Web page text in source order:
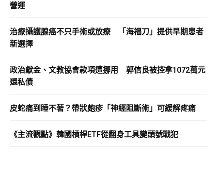
營運
治療攝護腺癌不只手術或放療 「海福刀」提供早期患者
新選擇
政治獻金、文教協會款項遭挪用 郭信良被控拿1072萬元
還私債
皮蛇痛到睡不著？帶狀皰疹「神經阻斷術」可緩解疼痛
《主流觀點》韓國槓桿ETF從翻身工具變頭號戰犯